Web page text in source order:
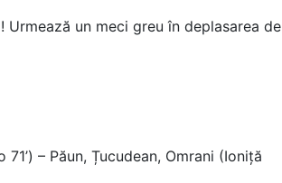
un meci greu în deplasarea de
– Păun, Țucudean, Omrani (Ioniță